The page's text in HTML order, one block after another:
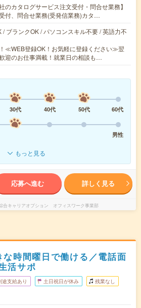
のカタログサービス注文受付・問合せ業務】
付、問合せ業務(受発信業務)カタ…
/ ブランクOK / パソコンスキル不要 / 英語力不
≪WEB登録OK！お気軽に登録ください≫翌
迎のお仕事満載！就業日の相談も…
30代 40代 50代
60代
男性
もっと見る
応募へ進む 詳しく見る
合キャリアオプション オフィスワーク事業部
時間曜日で働ける／電話面
活サポ
途支給あり 土日祝日が休み 残業なし